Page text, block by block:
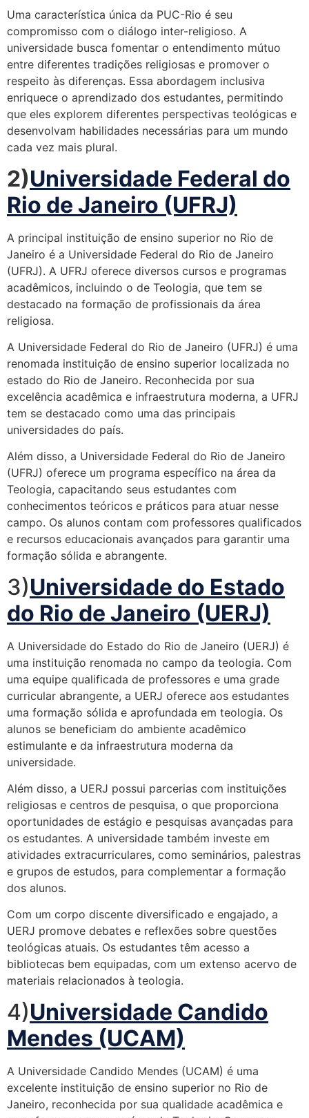
Uma característica única da PUC-Rio é seu
compromisso com o diálogo inter-religioso. A
universidade busca fomentar o entendimento mútuo
entre diferentes tradições religiosas e promover o
respeito às diferenças. Essa abordagem inclusiva
enriquece o aprendizado dos estudantes, permitindo
que eles explorem diferentes perspectivas teológicas e
desenvolvam habilidades necessárias para um mundo
cada vez mais plural.
2)Universidade Federal do
Rio de Janeiro (UFRJ)
A principal instituição de ensino superior no Rio de
Janeiro é a Universidade Federal do Rio de Janeiro
(UFRJ). A UFRJ oferece diversos cursos e programas
acadêmicos, incluindo o de Teologia, que tem se
destacado na formação de profissionais da área
religiosa.
A Universidade Federal do Rio de Janeiro (UFRJ) é uma
renomada instituição de ensino superior localizada no
estado do Rio de Janeiro. Reconhecida por sua
excelência acadêmica e infraestrutura moderna, a UFRJ
tem se destacado como uma das principais
universidades do país.
Além disso, a Universidade Federal do Rio de Janeiro
(UFRJ) oferece um programa específico na área da
Teologia, capacitando seus estudantes com
conhecimentos teóricos e práticos para atuar nesse
campo. Os alunos contam com professores qualificados
e recursos educacionais avançados para garantir uma
formação sólida e abrangente.
3)Universidade do Estado
do Rio de Janeiro (UERJ)
A Universidade do Estado do Rio de Janeiro (UERJ) é
uma instituição renomada no campo da teologia. Com
uma equipe qualificada de professores e uma grade
curricular abrangente, a UERJ oferece aos estudantes
uma formação sólida e aprofundada em teologia. Os
alunos se beneficiam do ambiente acadêmico
estimulante e da infraestrutura moderna da
universidade.
Além disso, a UERJ possui parcerias com instituições
religiosas e centros de pesquisa, o que proporciona
oportunidades de estágio e pesquisas avançadas para
os estudantes. A universidade também investe em
atividades extracurriculares, como seminários, palestras
e grupos de estudos, para complementar a formação
dos alunos.
Com um corpo discente diversificado e engajado, a
UERJ promove debates e reflexões sobre questões
teológicas atuais. Os estudantes têm acesso a
bibliotecas bem equipadas, com um extenso acervo de
materiais relacionados à teologia.
4)Universidade Candido
Mendes (UCAM)
A Universidade Candido Mendes (UCAM) é uma
excelente instituição de ensino superior no Rio de
Janeiro, reconhecida por sua qualidade acadêmica e